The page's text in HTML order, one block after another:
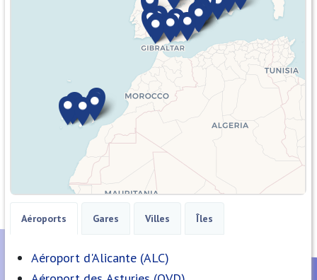
Aéroports Gares Villes Îles
Aéroport d'Alicante (ALC)